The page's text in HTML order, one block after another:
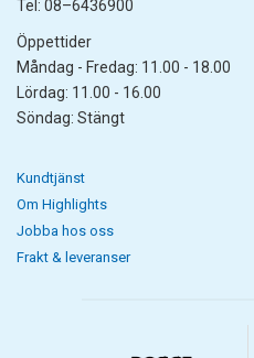
Tel: 08–6436900
Öppettider
Måndag - Fredag: 11.00 - 18.00
Lördag: 11.00 - 16.00
Söndag: Stängt
Kundtjänst
Om Highlights
Jobba hos oss
Frakt & leveranser